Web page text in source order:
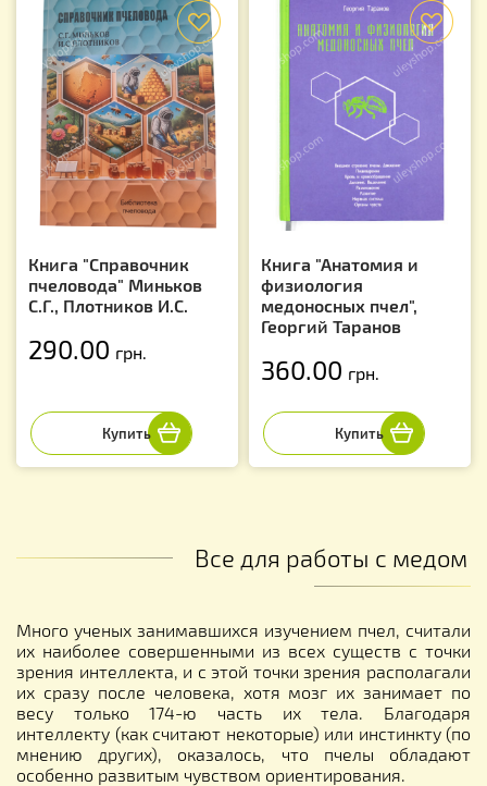
Книга "Справочник
пчеловода" Миньков
С.Г., Плотников И.С.
290.00 грн.
Книга "Анатомия и
физиология
медоносных пчел",
Георгий Таранов
360.00 грн.
Все для работы с медом
Много ученых занимавшихся изучением пчел, считали
их наиболее совершенными из всех существ с точки
зрения интеллекта, и с этой точки зрения располагали
их сразу после человека, хотя мозг их занимает по
весу только 174-ю часть их тела. Благодаря
интеллекту (как считают некоторые) или инстинкту (по
мнению других), оказалось, что пчелы обладают
особенно развитым чувством ориентирования.